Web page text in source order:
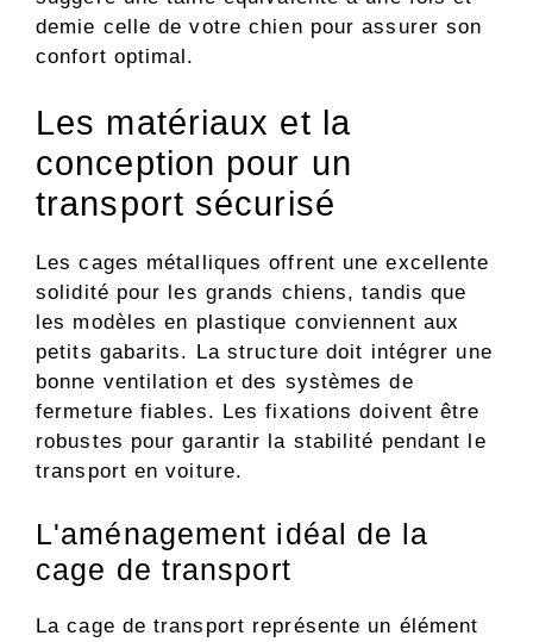
demie celle de votre chien pour assurer son
confort optimal.
Les matériaux et la
conception pour un
transport sécurisé
Les cages métalliques offrent une excellente
solidité pour les grands chiens, tandis que
les modèles en plastique conviennent aux
petits gabarits. La structure doit intégrer une
bonne ventilation et des systèmes de
fermeture fiables. Les fixations doivent être
robustes pour garantir la stabilité pendant le
transport en voiture.
L'aménagement idéal de la
cage de transport
La cage de transport représente un élément